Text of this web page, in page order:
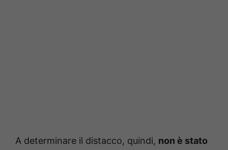
A determinare il distacco, quindi, non è stato